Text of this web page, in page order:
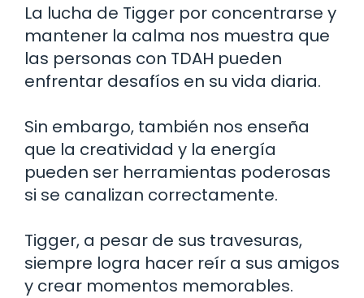
La lucha de Tigger por concentrarse y
mantener la calma nos muestra que
las personas con TDAH pueden
enfrentar desafíos en su vida diaria.
Sin embargo, también nos enseña
que la creatividad y la energía
pueden ser herramientas poderosas
si se canalizan correctamente.
Tigger, a pesar de sus travesuras,
siempre logra hacer reír a sus amigos
y crear momentos memorables.